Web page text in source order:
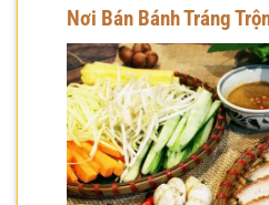
Nơi Bán Bánh Tráng